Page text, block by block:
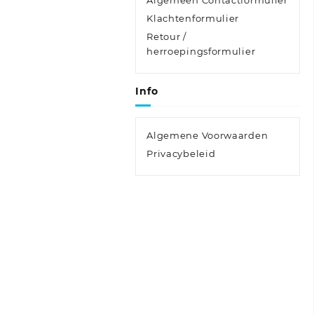
Klachtenformulier
Retour /
herroepingsformulier
Info
Algemene Voorwaarden
Privacybeleid